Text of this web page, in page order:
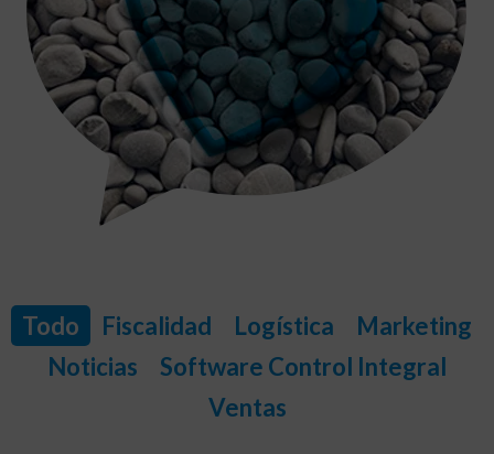
Fiscalidad Logística
Marketing
Noticias
Software Control Integral
Ventas
Todo